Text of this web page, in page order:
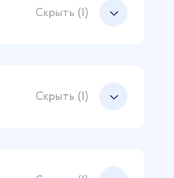
Добавить в корзину
Скрыть (1)
Добавить в корзину
Скрыть (1)
Добавить в корзину